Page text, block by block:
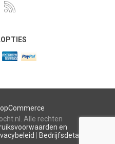
Alle rechten
en
Bedrijfsdetails